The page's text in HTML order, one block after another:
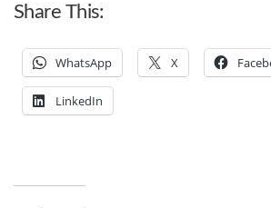
Share This:
WhatsApp X
LinkedIn